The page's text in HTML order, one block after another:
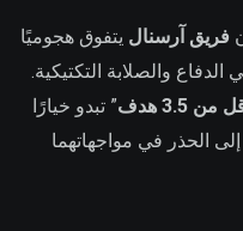
فريق آرسنال يتفوق هجوميًا
الدفاع والصلابة التكتيكية.
من 3.5 هدف
” تبدو خيارًا
الحذر في مواجهاتهما